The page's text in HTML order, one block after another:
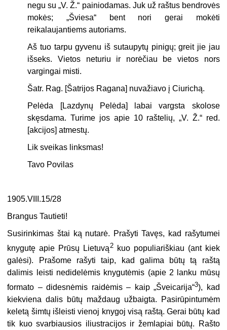
negu su „V. Ž.“ painiodamas. Juk už raštus bendrovės
mokės; „Šviesa“ bent nori gerai mokėti
reikalaujantiems autoriams.
Aš tuo tarpu gyvenu iš sutaupytų pinigų; greit jie jau
išseks. Vietos neturiu ir norėčiau be vietos nors
vargingai misti.
Šatr. Rag. [Šatrijos Ragana] nuvažiavo į Ciurichą.
Pelėda [Lazdynų Pelėda] labai vargsta skolose
skęsdama. Turime jos apie 10 raštelių, „V. Ž.“ red.
[akcijos] atmestų.
Lik sveikas linksmas!
Tavo Povilas
1905.VIII.15/28
Brangus Tautieti!
Susirinkimas štai ką nutarė. Prašyti Tavęs, kad rašytumei
knygutę apie Prūsų Lietuvą 2kuo populiariškiau (ant kiek
galėsi). Prašome rašyti taip, kad galima būtų tą raštą
dalimis leisti nedidelėmis knygutėmis (apie 2 lanku mūsų
formato – didesnėmis raidėmis – kaip „Šveicarija“3), kad
kiekviena dalis būtų maždaug užbaigta. Pasirūpintumėm
keletą šimtų išleisti vienoj knygoj visą raštą. Gerai būtų kad
tik kuo svarbiausios iliustracijos ir žemlapiai būtų. Rašto